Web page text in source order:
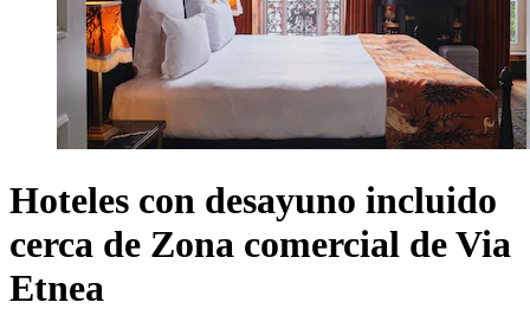
Hoteles con desayuno incluido
cerca de Zona comercial de Via
Etnea